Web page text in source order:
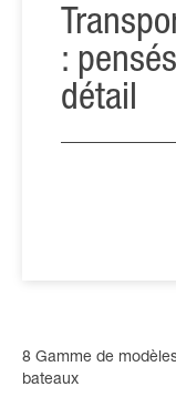
:
détail
8 Gamme de
bateaux